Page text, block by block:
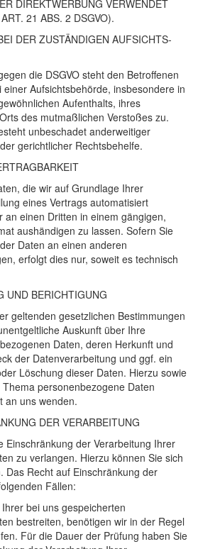
DIREKTWERBUNG VERWENDET
ART. 21 ABS. 2 DSGVO).
DER ZUSTÄNDIGEN AUFSICHTS­
die DSGVO steht den Betroffenen
Aufsichtsbehörde, insbesondere in
Aufenthalts, ihres
des mutmaßlichen Verstoßes zu.
unbeschadet anderweitiger
gerichtlicher Rechtsbehelfe.
die wir auf Grundlage Ihrer
eines Vertrags automatisiert
an einen Dritten in einem gängigen,
aushändigen zu lassen. Sofern Sie
Daten an einen anderen
erfolgt dies nur, soweit es technisch
UND BERICHTIGUNG
geltenden gesetzlichen Bestimmungen
Auskunft über Ihre
Daten, deren Herkunft und
der Datenverarbeitung und ggf. ein
Löschung dieser Daten. Hierzu sowie
personenbezogene Daten
an uns wenden.
DER VERARBEITUNG
Einschränkung der Verarbeitung Ihrer
zu verlangen. Hierzu können Sie sich
Das Recht auf Einschränkung der
Fällen:
bei uns gespeicherten
bestreiten, benötigen wir in der Regel
Für die Dauer der Prüfung haben Sie